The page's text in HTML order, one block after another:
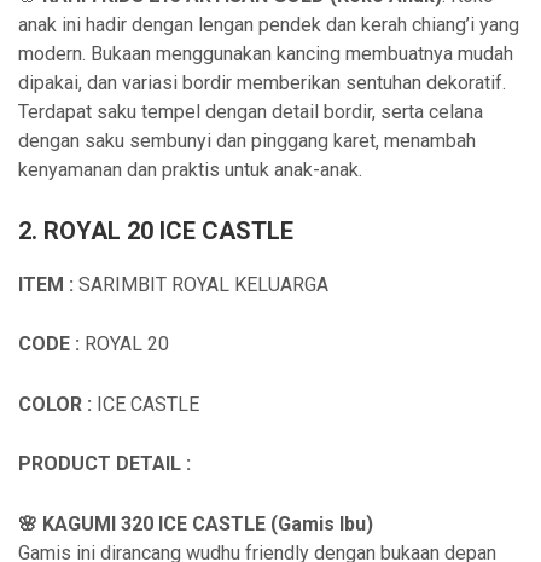
anak ini hadir dengan lengan pendek dan kerah chiang’i yang
modern. Bukaan menggunakan kancing membuatnya mudah
dipakai, dan variasi bordir memberikan sentuhan dekoratif.
Terdapat saku tempel dengan detail bordir, serta celana
dengan saku sembunyi dan pinggang karet, menambah
kenyamanan dan praktis untuk anak-anak.
2. ROYAL 20 ICE CASTLE
ITEM : SARIMBIT ROYAL KELUARGA
CODE : ROYAL 20
COLOR : ICE CASTLE
PRODUCT DETAIL :
🌸 KAGUMI 320 ICE CASTLE (Gamis Ibu)
Gamis ini dirancang wudhu friendly dengan bukaan depan